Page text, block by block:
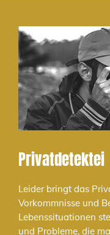
Privatdetektei
Leider bringt das
Vorkommnisse und
Lebenssituationen
und Probleme, die